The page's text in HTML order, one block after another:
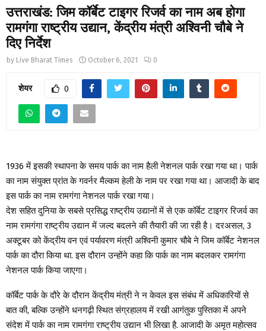
उत्तराखंड: जिम कॉर्बेट टाइगर रिजर्व का नाम अब होगा
रामगंगा राष्ट्रीय उद्यान, केंद्रीय मंत्री अश्विनी चौबे ने
दिए निर्देश
by Live Bharat Times October 6, 2021 0
शेयर 0
1936 में इसकी स्थापना के समय पार्क का नाम हैली नेशनल पार्क रखा गया था। पार्क
का नाम संयुक्त प्रांत के गवर्नर मैल्कम हेली के नाम पर रखा गया था। आजादी के बाद
इस पार्क का नाम रामगंगा नेशनल पार्क रखा गया।
देश सहित दुनिया के सबसे प्रसिद्ध राष्ट्रीय उद्यानों में से एक कॉर्बेट टाइगर रिजर्व का
नाम रामगंगा राष्ट्रीय उद्यान में जल्द बदलने की तैयारी की जा रही है। दरअसल, 3
अक्टूबर को केंद्रीय वन एवं पर्यावरण मंत्री अश्विनी कुमार चौबे ने जिम कॉर्बेट नेशनल
पार्क का दौरा किया था. इस दौरान उन्होंने कहा कि पार्क का नाम बदलकर रामगंगा
नेशनल पार्क किया जाएगा।
कॉर्बेट पार्क के दौरे के दौरान केंद्रीय मंत्री ने न केवल इस संबंध में अधिकारियों से
बात की, बल्कि उन्होंने धनगढ़ी स्थित संग्रहालय में रखी आगंतुक पुस्तिका में अपने
संदेश में पार्क का नाम रामगंगा राष्ट्रीय उद्यान भी लिखा है. आजादी के अमृत महोत्सव